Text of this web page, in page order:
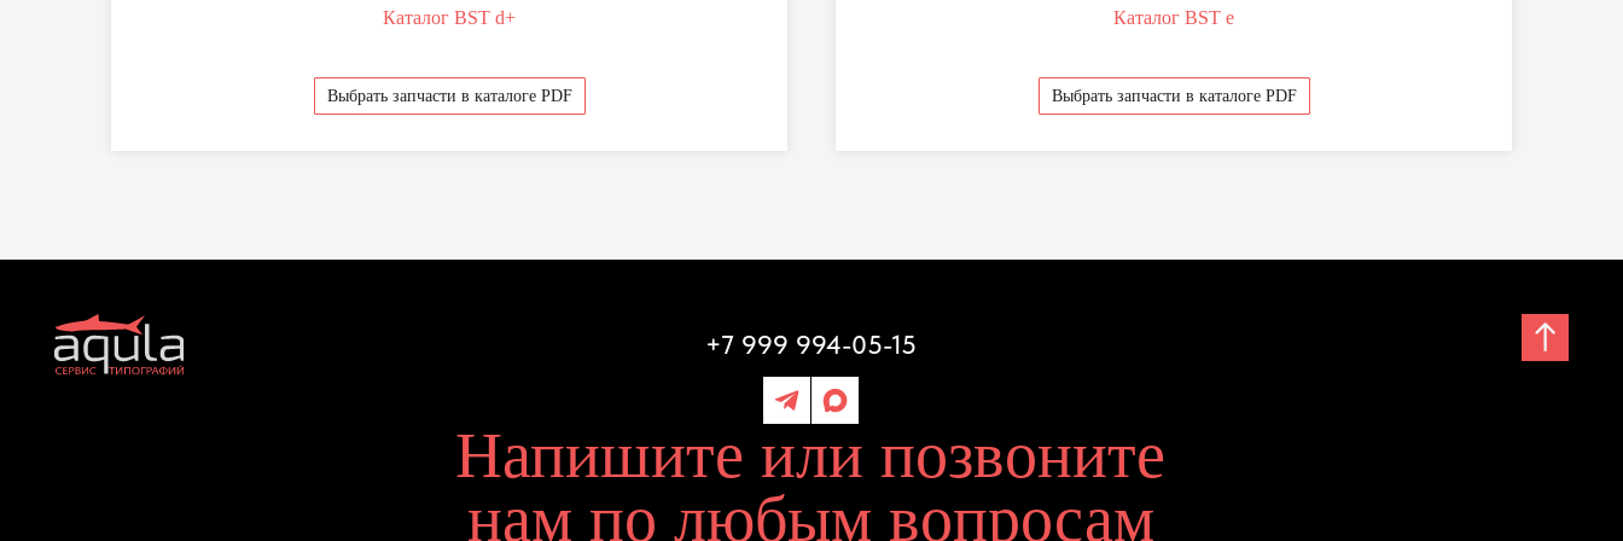
Каталог BST d+
Выбрать запчасти в каталоге PDF
Каталог BST e
Выбрать запчасти в каталоге PDF
Напишите или позвоните
нам по любым вопросам